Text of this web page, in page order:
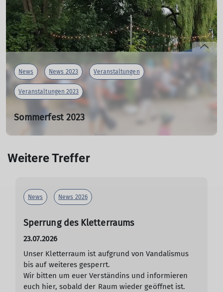
endlich soweit:
Die Website unserer Sektion erstrahlt in neuem Glanz,
Design und Layout.
mehr erfahren
News News 2023 Veranstaltungen
Veranstaltungen 2023
Sommerfest 2023
25.06.2023
Neumarkt St.Veit war ein voller Erfolg. Trotz schlechter
hinter dem Vereinsheim, im Windschatten einer
Baumgruppe wurde der Verpflegungspavillon und die
mehr erfahren
Weitere Treffer
News News 2026
Sperrung des Kletterraums
23.07.2026
Unser Kletterraum ist aufgrund von Vandalismus
bis auf weiteres gesperrt.
Wir bitten um euer Verständins und informieren
euch hier, sobald der Raum wieder geöffnet ist.